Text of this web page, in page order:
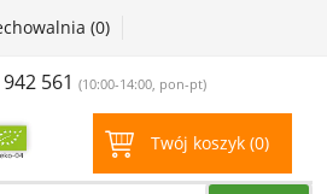
(0)
561 (10:00-14:00, pon-pt)
Twój koszyk (0)